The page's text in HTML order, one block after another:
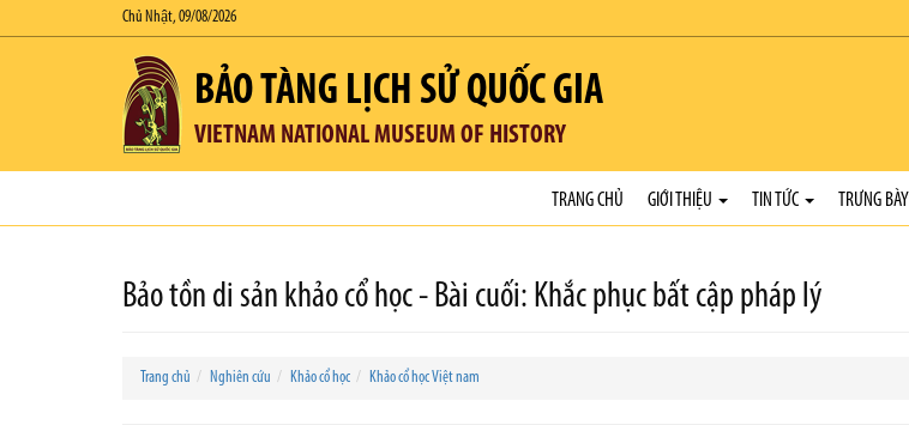
Chủ Nhật, 09/08/2026
BẢO TÀNG LỊCH SỬ QUỐC GIA
VIETNAM NATIONAL MUSEUM OF HISTORY
TRANG CHỦ GIỚI THIỆU TIN TỨC TRƯNG BÀY
Bảo tồn di sản khảo cổ học - Bài cuối: Khắc phục bất cập pháp lý
Trang chủ Nghiên cứu Khảo cổ học Khảo cổ học Việt nam